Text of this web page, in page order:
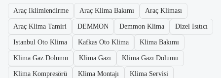
Araç Iklimlendirme Araç Klima Bakımı Araç Kliması
Araç Klima Tamiri DEMMON Demmon Klima Dizel Isıtıcı
Istanbul Oto Klima Kafkas Oto Klima Klima Bakımı
Klima Gaz Dolumu Klima Gazı Klima Gazı Dolumu
Klima Kompresörü Klima Montajı Klima Servisi